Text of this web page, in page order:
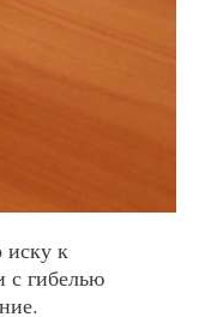
иску к
с гибелью